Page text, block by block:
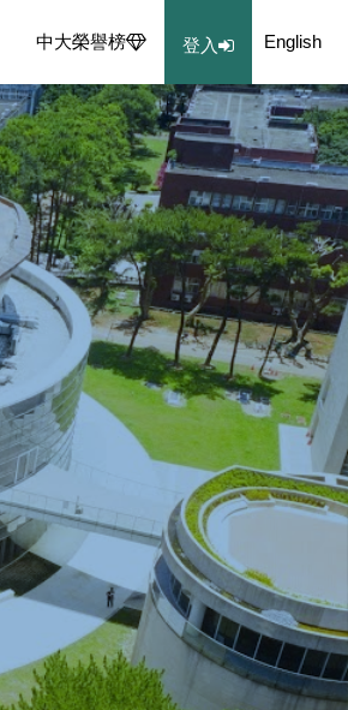
中大榮譽榜 登入 English